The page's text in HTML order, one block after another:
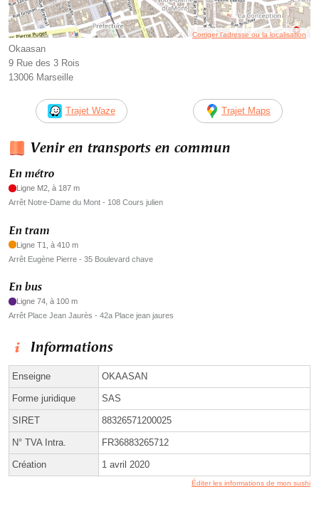
Corriger l’adresse ou la localisation
Okaasan
9 Rue des 3 Rois
13006 Marseille
Trajet Waze Trajet Maps
Venir en transports en commun
En métro
Ligne M2, à 187 m
Arrêt Notre-Dame du Mont - 108 Cours julien
En tram
Ligne T1, à 410 m
Arrêt Eugène Pierre - 35 Boulevard chave
En bus
Ligne 74, à 100 m
Arrêt Place Jean Jaurès - 42a Place jean jaures
Informations
Enseigne OKAASAN
Forme juridique SAS
SIRET 88326571200025
N° TVA Intra. FR36883265712
Création 1 avril 2020
Éditer les informations de mon sushi